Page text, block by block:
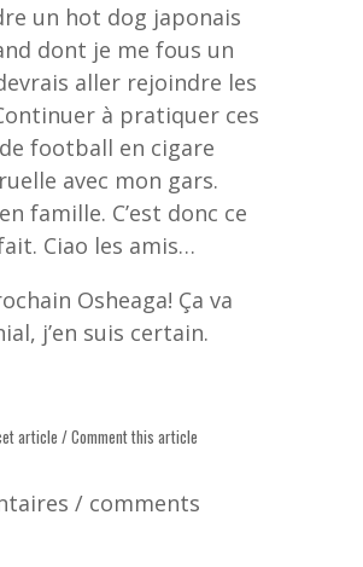
un hot dog japonais
dont je me fous un
aller rejoindre les
à pratiquer ces
football en cigare
avec mon gars.
famille. C’est donc ce
Ciao les amis…
Osheaga! Ça va
j’en suis certain.
article / Comment this article
/ comments